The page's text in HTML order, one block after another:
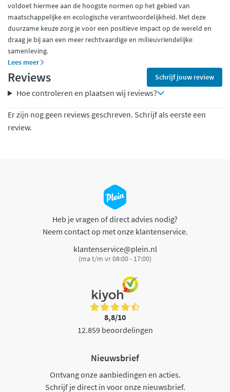
voldoet hiermee aan de hoogste normen op het gebied van
maatschappelijke en ecologische verantwoordelijkheid. Met deze
duurzame keuze zorg je voor een positieve impact op de wereld en
draag je bij aan een meer rechtvaardige en milieuvriendelijke
samenleving.
Lees meer
Reviews Schrijf jouw review
Hoe controleren en plaatsen wij reviews?
Er zijn nog geen reviews geschreven. Schrijf als eerste een
review.
Heb je vragen of direct advies nodig?
Neem contact op met onze klantenservice.
klantenservice@plein.nl
(ma t/m vr 08:00 - 17:00)
8,8/10
12.859 beoordelingen
Nieuwsbrief
Ontvang onze aanbiedingen en acties.
Schrijf je direct in voor onze nieuwsbrief.